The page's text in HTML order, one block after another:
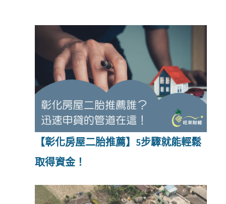
【彰化房屋二胎推薦】5步驟就能輕鬆
取得資金！